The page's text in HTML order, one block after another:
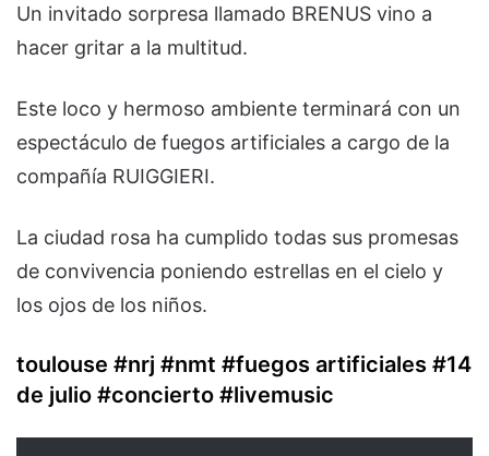
Un invitado sorpresa llamado BRENUS vino a
hacer gritar a la multitud.
Este loco y hermoso ambiente terminará con un
espectáculo de fuegos artificiales a cargo de la
compañía RUIGGIERI.
La ciudad rosa ha cumplido todas sus promesas
de convivencia poniendo estrellas en el cielo y
los ojos de los niños.
toulouse #nrj #nmt #fuegos artificiales #14
de julio #concierto #livemusic